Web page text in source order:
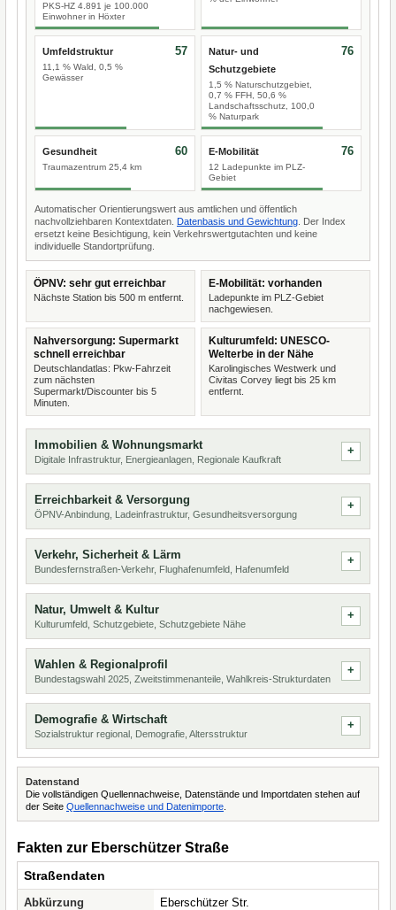
PKS-HZ 4.891 je 100.000
Einwohner in Höxter
Umfeldstruktur
11,1 % Wald, 0,5 %
Gewässer
57
Natur- und
Schutzgebiete
1,5 % Naturschutzgebiet,
0,7 % FFH, 50,6 %
Landschaftsschutz, 100,0
% Naturpark
76
Gesundheit
Traumazentrum 25,4 km
60 E-Mobilität
12 Ladepunkte im PLZ-
Gebiet
76
Automatischer Orientierungswert aus amtlichen und öffentlich
nachvollziehbaren Kontextdaten. Datenbasis und Gewichtung . Der Index
ersetzt keine Besichtigung, kein Verkehrswertgutachten und keine
individuelle Standortprüfung.
ÖPNV: sehr gut erreichbar
Nächste Station bis 500 m entfernt.
E-Mobilität: vorhanden
Ladepunkte im PLZ-Gebiet
nachgewiesen.
Nahversorgung: Supermarkt
schnell erreichbar
Deutschlandatlas: Pkw-Fahrzeit
zum nächsten
Supermarkt/Discounter bis 5
Minuten.
Kulturumfeld: UNESCO-
Welterbe in der Nähe
Karolingisches Westwerk und
Civitas Corvey liegt bis 25 km
entfernt.
Immobilien & Wohnungsmarkt
Digitale Infrastruktur, Energieanlagen, Regionale Kaufkraft
Erreichbarkeit & Versorgung
ÖPNV-Anbindung, Ladeinfrastruktur, Gesundheitsversorgung
Verkehr, Sicherheit & Lärm
Bundesfernstraßen-Verkehr, Flughafenumfeld, Hafenumfeld
Natur, Umwelt & Kultur
Kulturumfeld, Schutzgebiete, Schutzgebiete Nähe
Wahlen & Regionalprofil
Bundestagswahl 2025, Zweitstimmenanteile, Wahlkreis-Strukturdaten
Demografie & Wirtschaft
Sozialstruktur regional, Demografie, Altersstruktur
Datenstand
Die vollständigen Quellennachweise, Datenstände und Importdaten stehen auf
der Seite Quellennachweise und Datenimporte
Fakten zur Eberschützer Straße
Straßendaten
Abkürzung
Eberschützer Str.